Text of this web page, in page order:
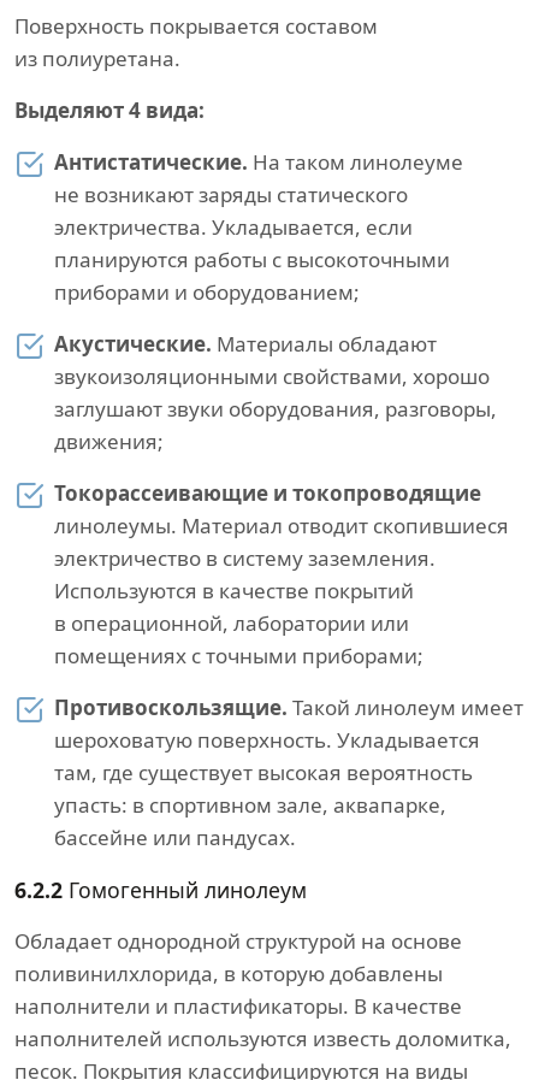
Поверхность покрывается составом
из полиуретана.
Выделяют 4 вида:
Антистатические. На таком линолеуме
не возникают заряды статического
электричества. Укладывается, если
планируются работы с высокоточными
приборами и оборудованием;
Акустические. Материалы обладают
звукоизоляционными свойствами, хорошо
заглушают звуки оборудования, разговоры,
движения;
Токорассеивающие и токопроводящие
линолеумы. Материал отводит скопившиеся
электричество в систему заземления.
Используются в качестве покрытий
в операционной, лаборатории или
помещениях с точными приборами;
Противоскользящие. Такой линолеум имеет
шероховатую поверхность. Укладывается
там, где существует высокая вероятность
упасть: в спортивном зале, аквапарке,
бассейне или пандусах.
6.2.2 Гомогенный линолеум
Обладает однородной структурой на основе
поливинилхлорида, в которую добавлены
наполнители и пластификаторы. В качестве
наполнителей используются известь доломитка,
песок. Покрытия классифицируются на виды